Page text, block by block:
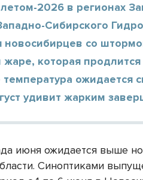
2026 в регионах
Сибирского
новосибирцев со
жаре, которая
ожидается
удивит жарким
июня ожидается выше
Синоптиками